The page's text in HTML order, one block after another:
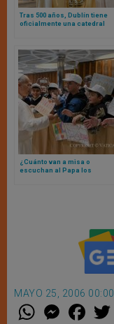
Tras 500 años, Dublín tiene
oficialmente una catedral
¿Cuánto van a misa o
escuchan al Papa los
MAYO 25, 2006 00:00
W M
e
F
a